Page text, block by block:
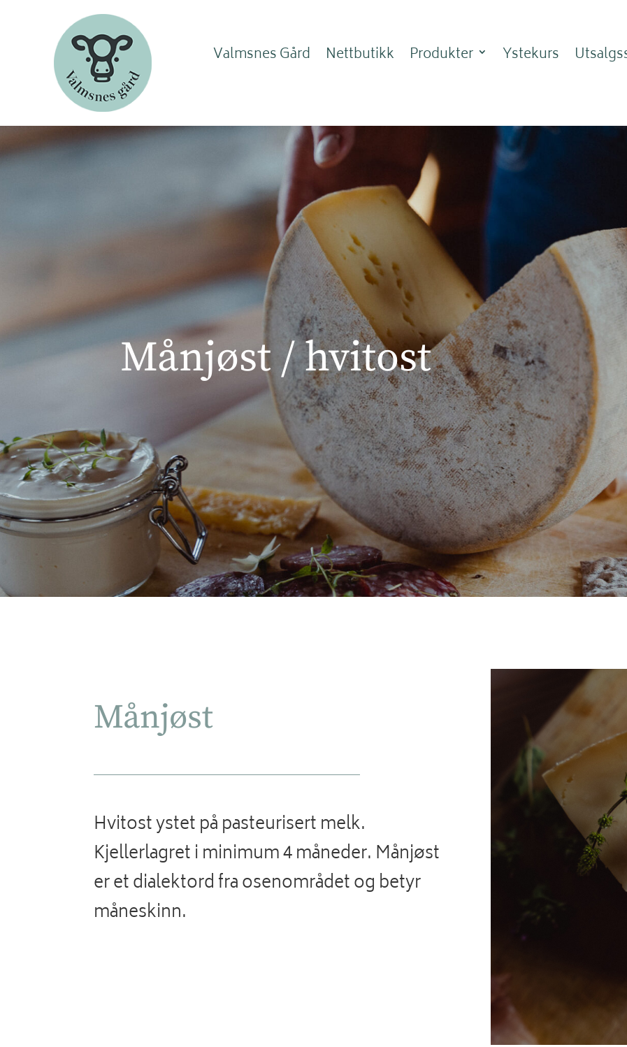
Valmsnes Gård Nettbutikk Produkter Ystekurs
Månjøst / hvitost
Månjøst
Hvitost ystet på pasteurisert melk.
Kjellerlagret i minimum 4 måneder. Månjøst
er et dialektord fra osenområdet og betyr
måneskinn.